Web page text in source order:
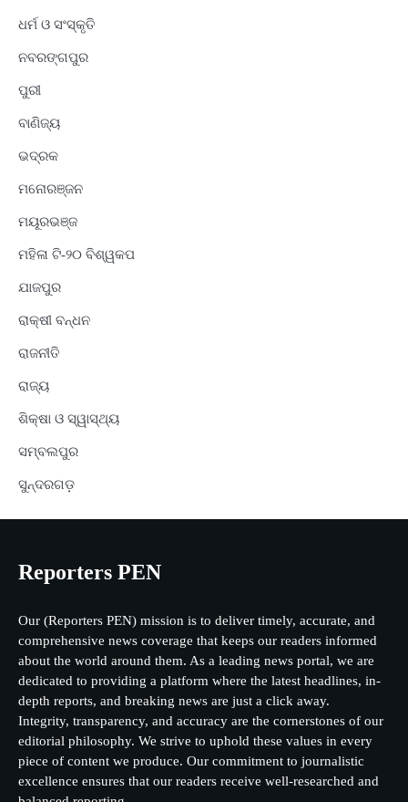
ଧର୍ମ ଓ ସଂସ୍କୃତି
ନବରଙ୍ଗପୁର
ପୁରୀ
ବାଣିଜ୍ୟ
ଭଦ୍ରକ
ମନୋରଞ୍ଜନ
ମୟୂରଭଞ୍ଜ
ମହିଳା ଟି-୨୦ ବିଶ୍ୱକପ
ଯାଜପୁର
ରାକ୍ଷୀ ବନ୍ଧନ
ରାଜନୀତି
ରାଜ୍ୟ
ଶିକ୍ଷା ଓ ସ୍ୱାସ୍ଥ୍ୟ
ସମ୍ବଲପୁର
ସୁନ୍ଦରଗଡ଼
Reporters PEN
Our (Reporters PEN) mission is to deliver timely, accurate, and
comprehensive news coverage that keeps our readers informed
about the world around them. As a leading news portal, we are
dedicated to providing a platform where the latest headlines, in-
depth reports, and breaking news are just a click away.
Integrity, transparency, and accuracy are the cornerstones of our
editorial philosophy. We strive to uphold these values in every
piece of content we produce. Our commitment to journalistic
excellence ensures that our readers receive well-researched and